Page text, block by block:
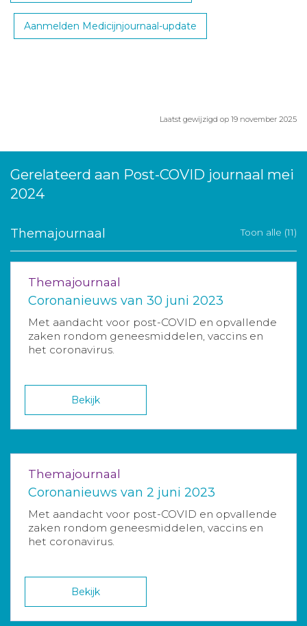
Aanmelden Medicijnjournaal-update
Laatst gewijzigd op 19 november 2025
Gerelateerd aan Post-COVID journaal mei
2024
Themajournaal Toon alle (11)
Themajournaal
Coronanieuws van 30 juni 2023
Met aandacht voor post-COVID en opvallende
zaken rondom geneesmiddelen, vaccins en
het coronavirus.
Bekijk
Themajournaal
Coronanieuws van 2 juni 2023
Met aandacht voor post-COVID en opvallende
zaken rondom geneesmiddelen, vaccins en
het coronavirus.
Bekijk